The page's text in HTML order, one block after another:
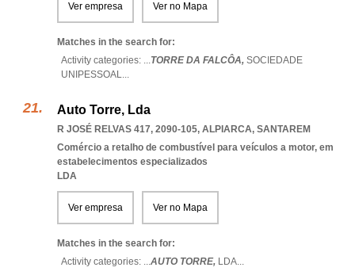
Ver empresa Ver no Mapa
Matches in the search for:
Activity categories: ...TORRE DA FALCÔA, SOCIEDADE
UNIPESSOAL...
Auto Torre, Lda
R JOSÉ RELVAS 417, 2090-105, ALPIARCA, SANTAREM
Comércio a retalho de combustível para veículos a motor, em
estabelecimentos especializados
LDA
Ver empresa Ver no Mapa
Matches in the search for:
Activity categories: ...AUTO TORRE, LDA...